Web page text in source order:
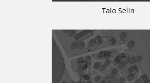
Talo Selin